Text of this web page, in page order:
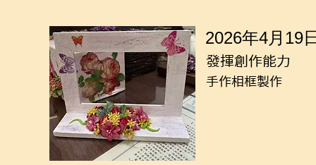
2026年4月19
發揮創作能力
手作相框製作